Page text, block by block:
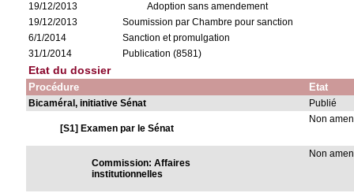
19/12/2013
Adoption sans amendement
19/12/2013
Soumission par Chambre pour sanction
6/1/2014
Sanction et promulgation
31/1/2014
Publication (8581)
Etat du dossier
Procédure Etat
Bicaméral, initiative Sénat Publié
[S1] Examen par le Sénat
Non
Commission: Affaires
institutionnelles
Non